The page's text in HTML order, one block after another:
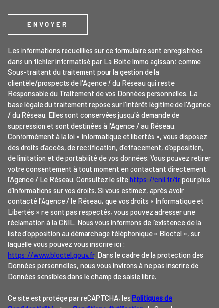
ENVOYER
Les informations recueillies sur ce formulaire sont enregistrées
dans un fichier informatisé par La Boite Immo agissant comme
Sous-traitant du traitement pour la gestion de la
clientèle/prospects de l'Agence / du Réseau qui reste
Responsable du Traitement de vos Données personnelles. La
base légale du traitement repose sur l'intérêt légitime de l'Agence
/ du Réseau. Elles sont conservées jusqu'à demande de
suppression et sont destinées à l'Agence / au Réseau.
Conformément à la loi « informatique et libertés », vous disposez
des droits d’accès, de rectification, d’effacement, d’opposition,
de limitation et de portabilité de vos données. Vous pouvez retirer
votre consentement à tout moment en contactant directement
l’Agence / Le Réseau. Consultez le sitehttps://cnil.fr/frpour plus
d’informations sur vos droits. Si vous estimez, après avoir
contacté l'Agence / le Réseau, que vos droits « Informatique et
Libertés » ne sont pas respectés, vous pouvez adresser une
réclamation à la CNIL. Nous vous informons de l’existence de la
liste d'opposition au démarchage téléphonique « Bloctel », sur
laquelle vous pouvez vous inscrire ici :
https://www.bloctel.gouv.fr. Dans le cadre de la protection des
Données personnelles, nous vous invitons à ne pas inscrire de
Données sensibles dans le champ de saisie libre.
Ce site est protégé par reCAPTCHA, les Politiques de